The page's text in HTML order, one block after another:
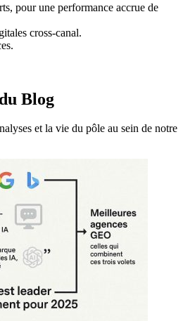
pour une performance accrue de
cross-canal.
Blog
et la vie du pôle au sein de notre